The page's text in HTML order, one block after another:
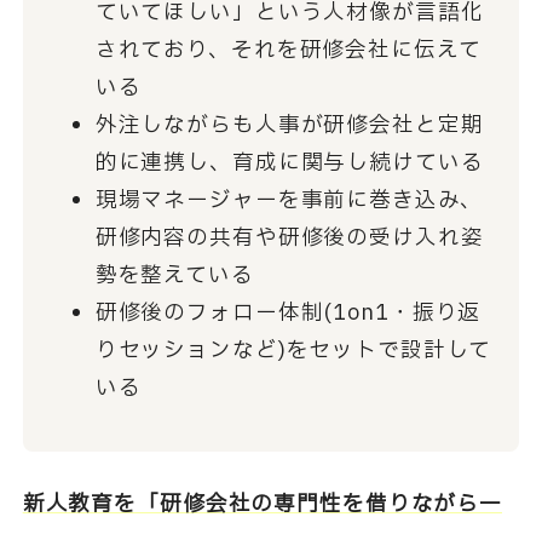
ていてほしい」という人材像が言語化
されており、それを研修会社に伝えて
いる
外注しながらも人事が研修会社と定期
的に連携し、育成に関与し続けている
現場マネージャーを事前に巻き込み、
研修内容の共有や研修後の受け入れ姿
勢を整えている
研修後のフォロー体制(1on1・振り返
りセッションなど)をセットで設計して
いる
新人教育を「研修会社の専門性を借りながら一